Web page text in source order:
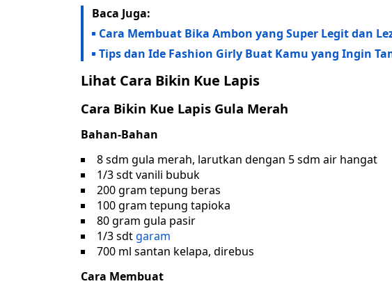
Baca Juga:
Cara Membuat Bika Ambon yang Super Legit dan
Tips dan Ide Fashion Girly Buat Kamu yang Ingin
Lihat Cara Bikin Kue Lapis
Cara Bikin Kue Lapis Gula Merah
Bahan-Bahan
8 sdm gula merah, larutkan dengan 5 sdm air hangat
1/3 sdt vanili bubuk
200 gram tepung beras
100 gram tepung tapioka
80 gram gula pasir
1/3 sdtgaram
700 ml santan kelapa, direbus
Cara Membuat